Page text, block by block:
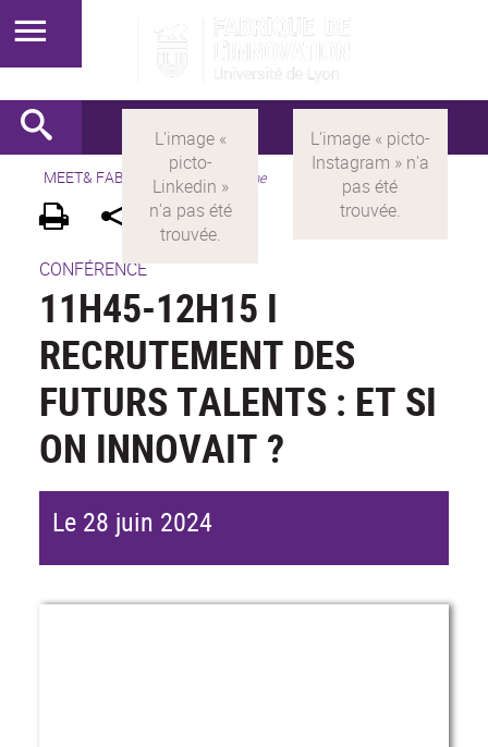
MEET& FABRIK > FR Programme
CONFÉRENCE
11H45-12H15 I
RECRUTEMENT DES
FUTURS TALENTS : ET SI
ON INNOVAIT ?
Le 28 juin 2024